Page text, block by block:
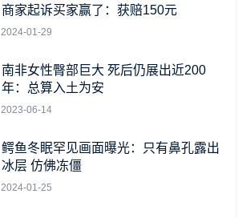
商家起诉买家赢了：获赔150元
2024-01-29
南非女性臀部巨大 死后仍展出近200
年：总算入土为安
2023-06-14
鳄鱼冬眠罕见画面曝光：只有鼻孔露出
冰层 仿佛冻僵
2024-01-25